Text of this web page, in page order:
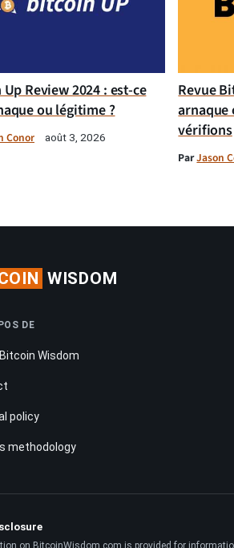
Review 2024 : est-ce
ou légitime ?
Conor août 3, 2026
Revue
arnaque
vérifions
ParJason
WISDOM
DE
Wisdom
policy
methodology
on BitcoinWisdom.com is provided for